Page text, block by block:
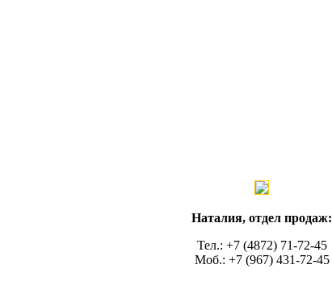
Наталия, отдел продаж:
Тел.: +7 (4872) 71-72-45
Моб.: +7 (967) 431-72-45